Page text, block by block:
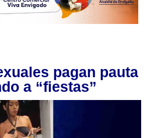
pagan pauta
a “fiestas”